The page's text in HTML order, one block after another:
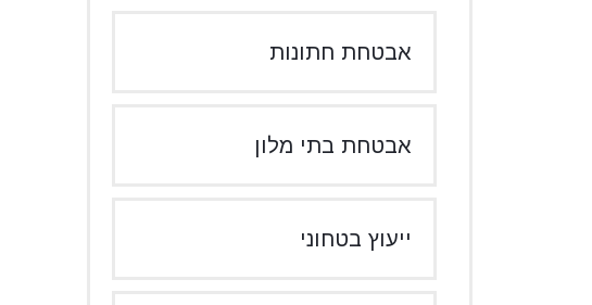
אבטחת חתונות
אבטחת בתי מלון
ייעוץ בטחוני